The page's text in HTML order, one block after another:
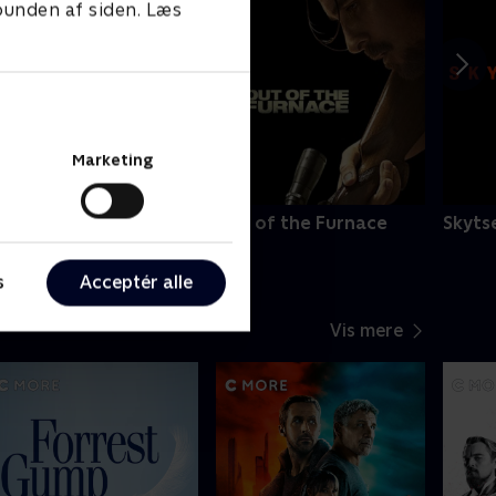
af siden. Læs
Marketing
Acceptér alle
Out of the Furnace
Vis mere